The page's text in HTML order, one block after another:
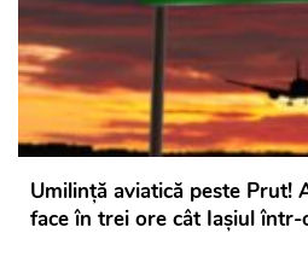
Umilință aviatică peste Prut!
face în trei ore cât Iașiul într-